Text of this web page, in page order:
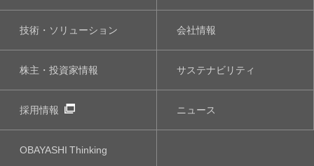
技術・ソリューション 会社情報
株主・投資家情報 サステナビリティ
採用情報 ニュース
OBAYASHIThinking